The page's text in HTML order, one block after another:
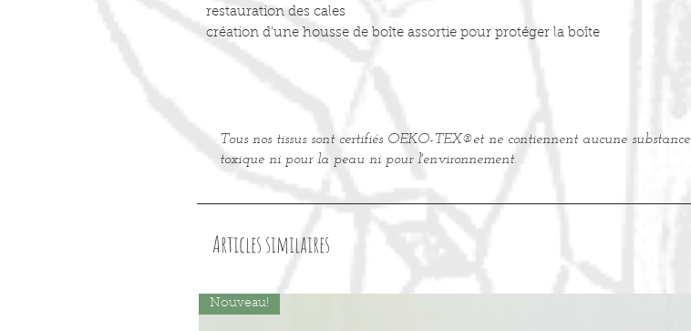
restauration des cales
création d'une housse de boîte assortie pour protéger la boîte
Tous nos tissus sont certifiés OEKO-TEX®et ne contiennent aucune substance
toxique ni pour la peau ni pour l'environnement.
Articles similaires
Nouveau!